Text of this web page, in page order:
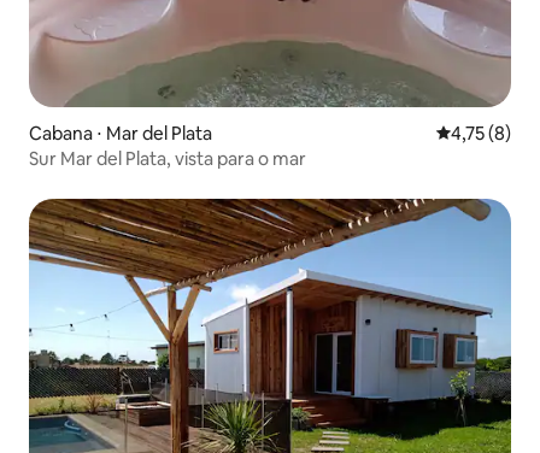
Cabana ⋅ Mar del Plata 4,75 de
4,75 (8)
Sur Mar del Plata, vista para o mar